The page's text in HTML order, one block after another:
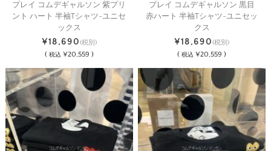
プレイ コムデギャルソン 紫プリ
ント ハート 半袖Tシャツ-ユニセ
ックス
¥18,690(税別)
( 税込 ¥20,559 )
プレイ コムデギャルソン 黒目
赤ハート 半袖Tシャツ-ユニセッ
クス
¥18,690(税別)
(税込 ¥20,559 )